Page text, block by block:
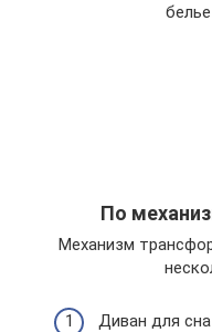
По
Механизм
Диван для